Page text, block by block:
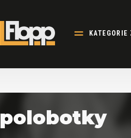
KATEGORIE
polobotky